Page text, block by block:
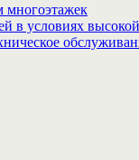
многоэтажек
в условиях